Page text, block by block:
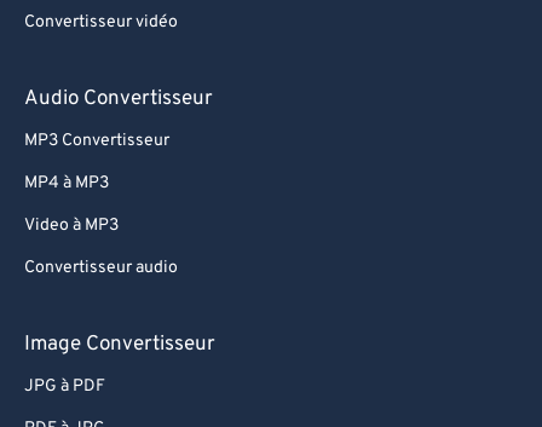
Convertisseur vidéo
Audio Convertisseur
MP3 Convertisseur
MP4 à MP3
Video à MP3
Convertisseur audio
Image Convertisseur
JPG à PDF